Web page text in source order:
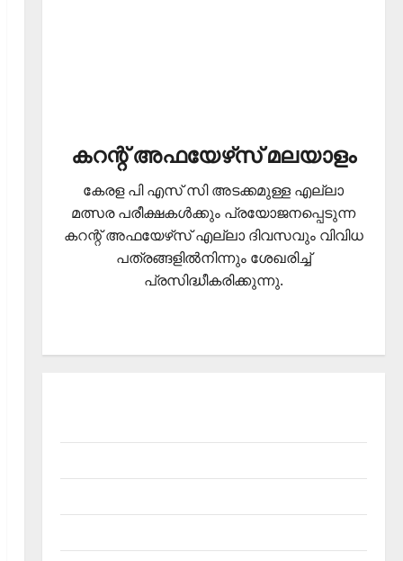
കറന്റ് അഫയേഴ്‌സ് മലയാളം
കേരള പി എസ് സി അടക്കമുള്ള എല്ലാ
മത്സര പരീക്ഷകള്‍ക്കും പ്രയോജനപ്പെടുന്ന
കറന്റ് അഫയേഴ്‌സ് എല്ലാ ദിവസവും വിവിധ
പത്രങ്ങളില്‍നിന്നും ശേഖരിച്ച്
പ്രസിദ്ധീകരിക്കുന്നു.